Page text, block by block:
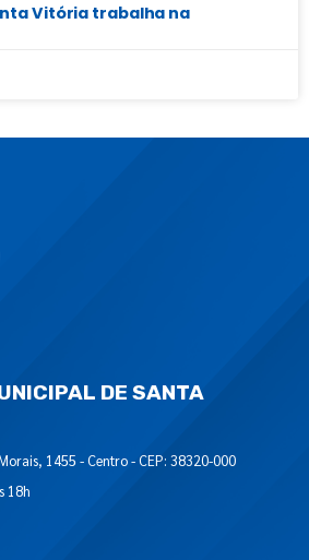
Vitória trabalha na
DE SANTA
1455 - Centro - CEP: 38320-000
18h